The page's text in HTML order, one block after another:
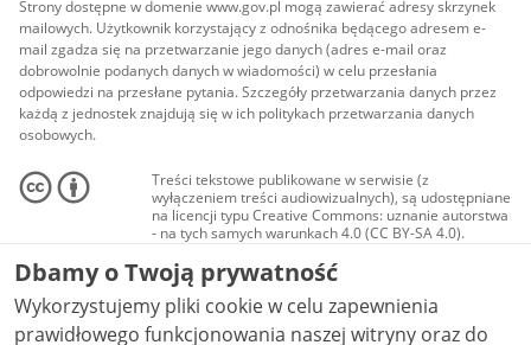
Strony dostępne w domenie www.gov.pl mogą zawierać adresy skrzynek
mailowych. Użytkownik korzystający z odnośnika będącego adresem e-
mail zgadza się na przetwarzanie jego danych (adres e-mail oraz
dobrowolnie podanych danych w wiadomości) w celu przesłania
odpowiedzi na przesłane pytania. Szczegóły przetwarzania danych przez
każdą z jednostek znajdują się w ich politykach przetwarzania danych
osobowych.
Treści tekstowe publikowane w serwisie (z
wyłączeniem treści audiowizualnych), są udostępniane
na licencji typu Creative Commons: uznanie autorstwa
- na tych samych warunkach 4.0 (CC BY-SA 4.0).
Materiały audiowizualne, w tym zdjęcia, materiały
audio i wideo, są udostępniane na licencji typu
Creative Commons: uznanie autorstwa użycie
niekomercyjne - bez utworów zależnych 4.0 (CC BY-
NC-ND 4.0), o ile nie jest to stwierdzone inaczej.
Dbamy o Twoją prywatność
Wykorzystujemy pliki cookie w celu zapewnienia
prawidłowego funkcjonowania naszej witryny oraz do